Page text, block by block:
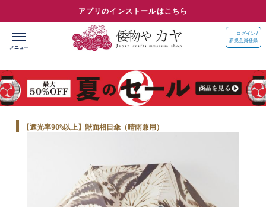
アプリのインストールはこちら
ログイン /
新規会員登録
【遮光率90%以上】獣面相日傘（晴雨兼用）